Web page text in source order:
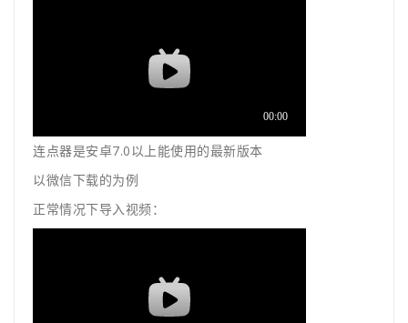
连点器是安卓7.0以上能使用的最新版本
以微信下载的为例
正常情况下导入视频：